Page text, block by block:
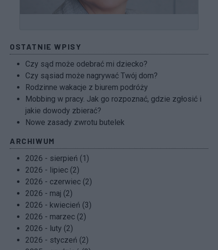
OSTATNIE WPISY
Czy sąd może odebrać mi dziecko?
Czy sąsiad może nagrywać Twój dom?
Rodzinne wakacje z biurem podróży
Mobbing w pracy. Jak go rozpoznać, gdzie zgłosić i
jakie dowody zbierać?
Nowe zasady zwrotu butelek
ARCHIWUM
2026 - sierpień (1)
2026 - lipiec (2)
2026 - czerwiec (2)
2026 - maj (2)
2026 - kwiecień (3)
2026 - marzec (2)
2026 - luty (2)
2026 - styczeń (2)